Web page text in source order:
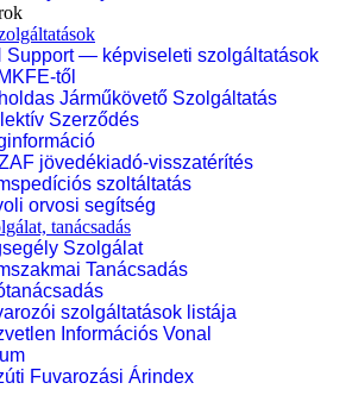
Support — képviseleti szolgáltatások
től
Járműkövető Szolgáltatás
Szerződés
jövedékiadó-visszatérítés
szoltáltatás
orvosi segítség
tanácsadás
Szolgálat
Tanácsadás
szolgáltatások listája
Információs Vonal
Fuvarozási Árindex